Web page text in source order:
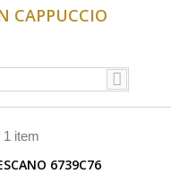
CAPPUCCIO
1 item
6739C76